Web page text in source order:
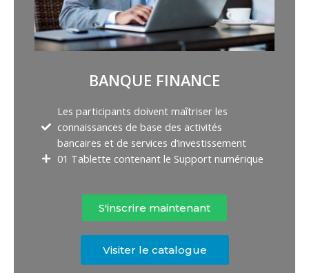
BANQUE FINANCE
Les participants doivent maîtriser les
connaissances de base des activités
bancaires et de services d’investissement
01 Tablette contenant le Support numérique
S'inscrire maintenant
Visiter le catalogue